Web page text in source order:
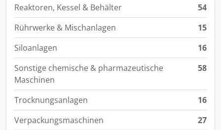
Reaktoren, Kessel & Behälter
54
Rührwerke & Mischanlagen
15
Siloanlagen
16
Sonstige chemische & pharmazeutische
Maschinen
58
Trocknungsanlagen
16
Verpackungsmaschinen
27